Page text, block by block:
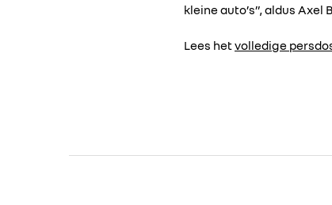
kleine auto’s”, aldus
Lees hetvolledige